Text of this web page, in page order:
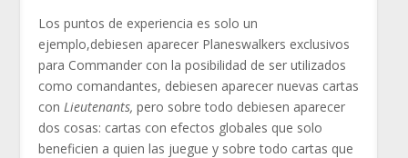
Los puntos de experiencia es solo un
ejemplo,debiesen aparecer Planeswalkers exclusivos
para Commander con la posibilidad de ser utilizados
como comandantes, debiesen aparecer nuevas cartas
con Lieutenants, pero sobre todo debiesen aparecer
dos cosas: cartas con efectos globales que solo
beneficien a quien las juegue y sobre todo cartas que